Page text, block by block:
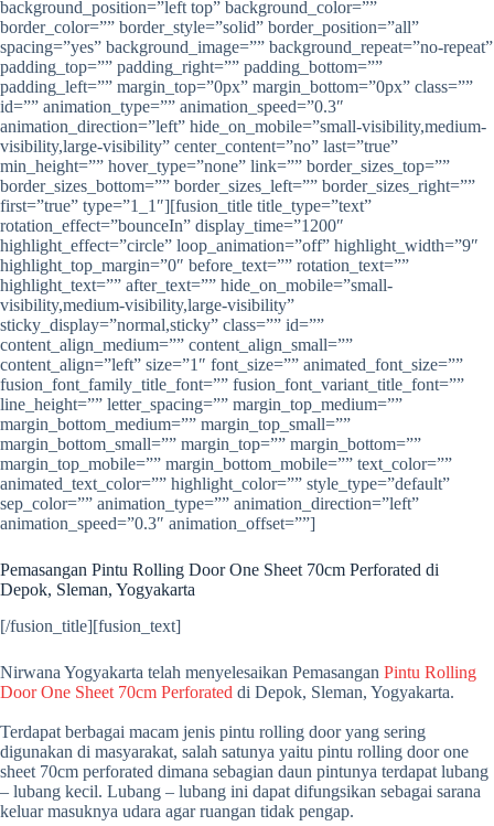
background_position=”left top” background_color=””
border_color=”” border_style=”solid” border_position=”all”
spacing=”yes” background_image=”” background_repeat=”no-repeat”
padding_top=”” padding_right=”” padding_bottom=””
padding_left=”” margin_top=”0px” margin_bottom=”0px” class=””
id=”” animation_type=”” animation_speed=”0.3″
animation_direction=”left” hide_on_mobile=”small-visibility,medium-
visibility,large-visibility” center_content=”no” last=”true”
min_height=”” hover_type=”none” link=”” border_sizes_top=””
border_sizes_bottom=”” border_sizes_left=”” border_sizes_right=””
first=”true” type=”1_1″][fusion_title title_type=”text”
rotation_effect=”bounceIn” display_time=”1200″
highlight_effect=”circle” loop_animation=”off” highlight_width=”9″
highlight_top_margin=”0″ before_text=”” rotation_text=””
highlight_text=”” after_text=”” hide_on_mobile=”small-
visibility,medium-visibility,large-visibility”
sticky_display=”normal,sticky” class=”” id=””
content_align_medium=”” content_align_small=””
content_align=”left” size=”1″ font_size=”” animated_font_size=””
fusion_font_family_title_font=”” fusion_font_variant_title_font=””
line_height=”” letter_spacing=”” margin_top_medium=””
margin_bottom_medium=”” margin_top_small=””
margin_bottom_small=”” margin_top=”” margin_bottom=””
margin_top_mobile=”” margin_bottom_mobile=”” text_color=””
animated_text_color=”” highlight_color=”” style_type=”default”
sep_color=”” animation_type=”” animation_direction=”left”
animation_speed=”0.3″ animation_offset=””]
Pemasangan Pintu Rolling Door One Sheet 70cm Perforated di
Depok, Sleman, Yogyakarta
[/fusion_title][fusion_text]
Nirwana Yogyakarta telah menyelesaikan Pemasangan Pintu Rolling
Door One Sheet 70cm Perforated di Depok, Sleman, Yogyakarta.
Terdapat berbagai macam jenis pintu rolling door yang sering
digunakan di masyarakat, salah satunya yaitu pintu rolling door one
sheet 70cm perforated dimana sebagian daun pintunya terdapat lubang
– lubang kecil. Lubang – lubang ini dapat difungsikan sebagai sarana
keluar masuknya udara agar ruangan tidak pengap.